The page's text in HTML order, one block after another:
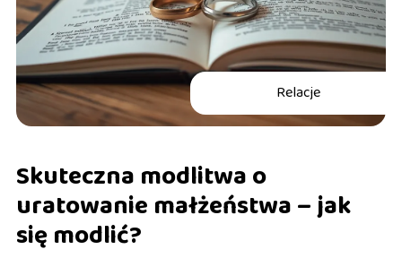
Relacje
Skuteczna modlitwa o
uratowanie małżeństwa – jak
się modlić?